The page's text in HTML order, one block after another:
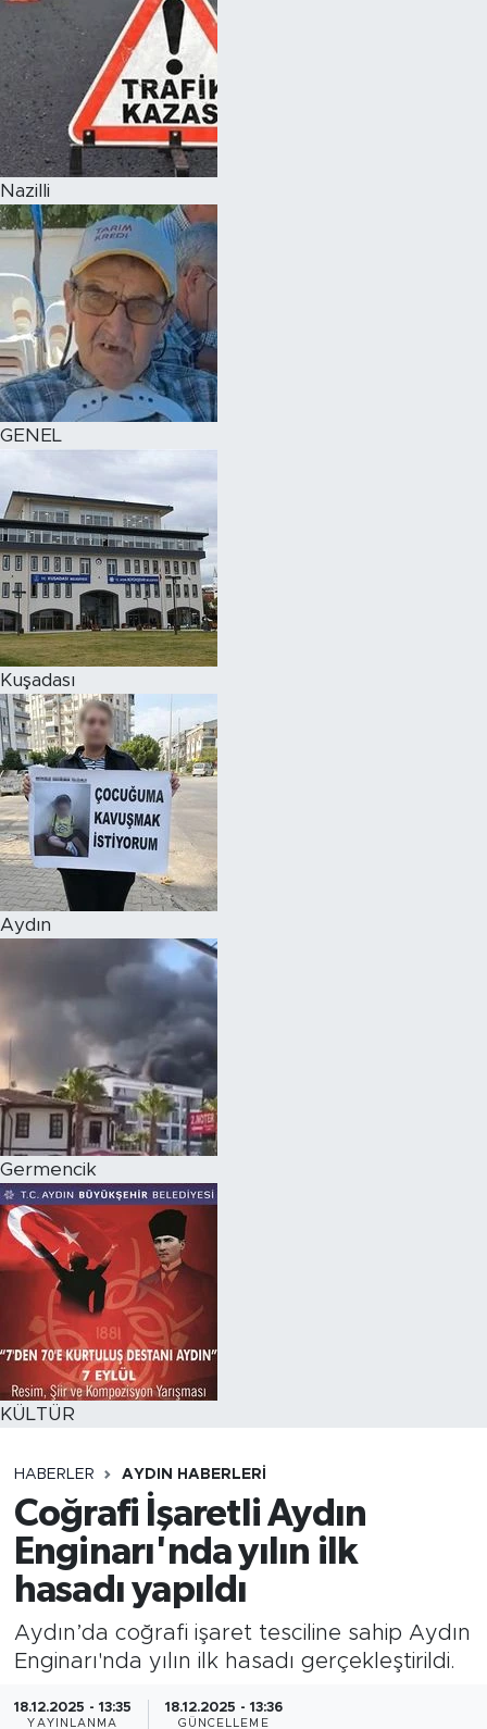
Nazilli
GENEL
Kuşadası
Aydın
Germencik
KÜLTÜR
HABERLER AYDIN HABERLERI
Coğrafi İşaretli Aydın
Enginarı'nda yılın ilk
hasadı yapıldı
Aydın’da coğrafi işaret tesciline sahip Aydın
Enginarı'nda yılın ilk hasadı gerçekleştirildi.
18.12.2025 - 13:35
YAYINLANMA
18.12.2025 - 13:36
GÜNCELLEME